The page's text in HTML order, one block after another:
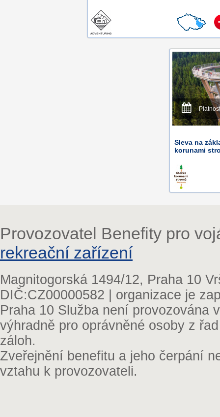
Sleva na
korunami
Provozovatel Benefity pro
rekreační zařízení
Magnitogorská 1494/12, Praha 10
DIČ:CZ00000582 | organizace je
Praha 10 Služba není provozována
výhradně pro oprávněné osoby z
záloh.
Zveřejnění benefitu a jeho čerpání
vztahu k provozovateli.